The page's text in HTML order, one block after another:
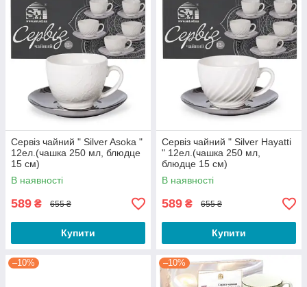
Сервіз чайний " Silver Asoka "
12ел.(чашка 250 мл, блюдце
15 см)
В наявності
589 ₴ 655 ₴
Купити
Сервіз чайний " Silver Hayatti
" 12ел.(чашка 250 мл,
блюдце 15 см)
В наявності
589 ₴ 655 ₴
Купити
–10% –10%